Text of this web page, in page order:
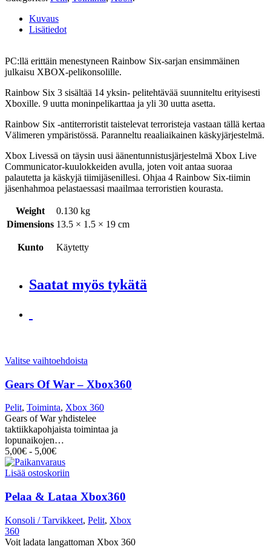
Kuvaus
Lisätiedot
PC:llä erittäin menestyneen Rainbow Six-sarjan ensimmäinen
julkaisu XBOX-pelikonsolille.
Rainbow Six 3 sisältää 14 yksin- pelitehtävää suunniteltu erityisesti
Xboxille. 9 uutta moninpelikarttaa ja yli 30 uutta asetta.
Rainbow Six -antiterroristit taistelevat terroristeja vastaan tällä kertaa
Välimeren ympäristössä. Paranneltu reaaliaikainen käskyjärjestelmä.
Xbox Livessä on täysin uusi äänentunnistusjärjestelmä Xbox Live
Communicator-kuulokkeiden avulla, joten voit antaa suoraa
palautetta ja käskyjä tiimijäsenillesi. Ohjaa 4 Rainbow Six-tiimin
jäsenhahmoa pelastaessasi maailmaa terroristien kourasta.
Weight
0.130 kg
Dimensions 13.5 × 1.5 × 19 cm
Kunto Käytetty
Saatat myös tykätä
Valitse vaihtoehdoista
Gears Of War – Xbox360
Pelit, Toiminta, Xbox 360
Gears of War yhdistelee
taktiikkapohjaista toimintaa ja
lopunaikojen…
5,00€ - 5,00€
Lisää ostoskoriin
Pelaa & Lataa Xbox360
Konsoli / Tarvikkeet, Pelit, Xbox
360
Voit ladata langattoman Xbox 360